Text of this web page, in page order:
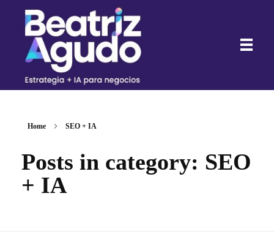
Beatriz Agudo - Consultora de Marketing Digital con IA para negocios
Consultora de Marketing Digital con IA para negocios
Home SEO + IA
Posts in category: SEO
+ IA